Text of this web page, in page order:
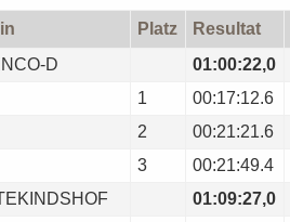
Platz Resultat
D 01:00:22,0
1
00:17:12.6
2
00:21:21.6
3
00:21:49.4
01:09:27,0